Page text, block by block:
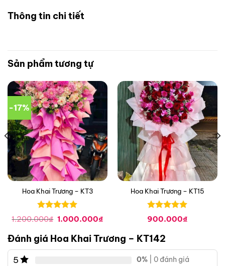
Thông tin chi tiết
Sản phẩm tương tự
-17%
Hoa Khai Trương – KT3
Được xếp
hạng
05
1.200.000₫ Giá
1.200.000₫.
1.000.000₫Giá
là:
1.000.000₫.
Hoa Khai Trương – KT15
Được xếp
hạng0 5
900.000₫
Đánh giá Hoa Khai Trương – KT142
5 0% | 0 đánh giá